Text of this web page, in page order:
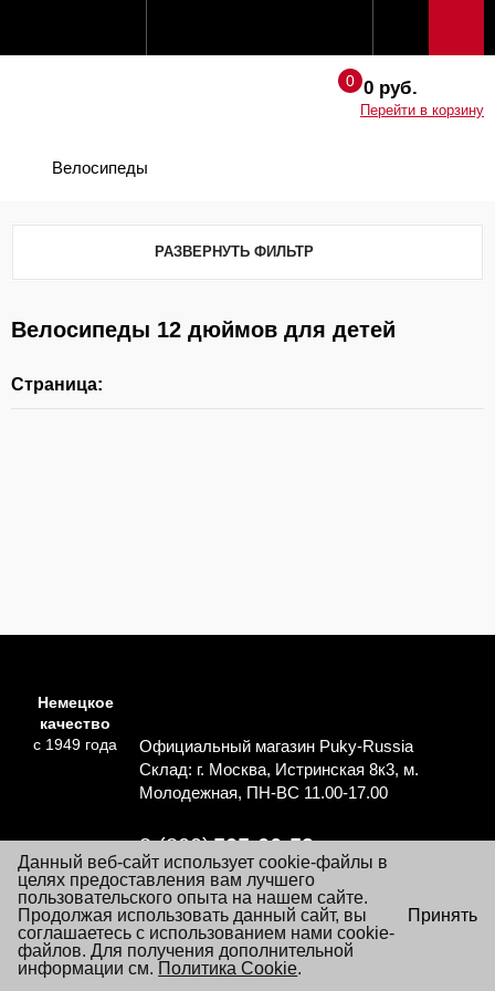
0 руб.
Перейти в корзину
Велосипеды
РАЗВЕРНУТЬ ФИЛЬТР
Велосипеды 12 дюймов для детей
Страница:
Немецкое
качество
с 1949 года
Официальный магазин Puky-Russia
Склад: г. Москва, Истринская 8к3, м.
Молодежная, ПН-ВС 11.00-17.00
8 (800)505-06-59
Перезвоните мне
Согласие на обработку персональных данных
Политика обработки персональных данных
Условия заказа и покупки товаров
×
Посещая настоящий сайт Вы даете согласие на обработку
файлов «cookie», пользовательских данных …
Данный веб-сайт использует cookie-файлы в
целях предоставления вам лучшего
пользовательского опыта на нашем сайте.
Продолжая использовать данный сайт, вы
соглашаетесь с использованием нами cookie-
файлов. Для получения дополнительной
информации см. Политика Cookie.
Принять